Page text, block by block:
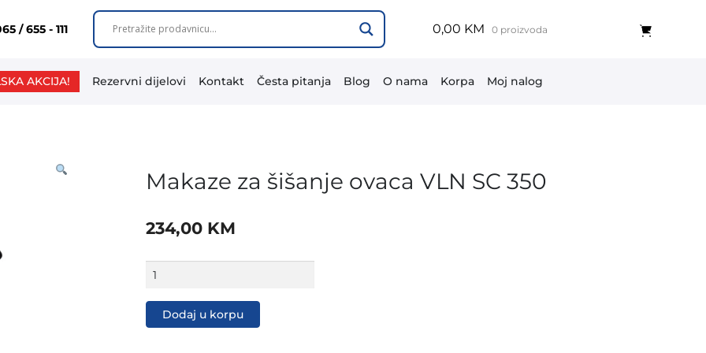
/ 655 - 111 0,00 KM 0 proizvoda
AKCIJA! Rezervni dijelovi Kontakt Česta pitanja Blog O nama Korpa Moj nalog
Makaze za šišanje ovaca VLN SC 350
234,00 KM
za
ovaca
VLN
Dodaj u korpu